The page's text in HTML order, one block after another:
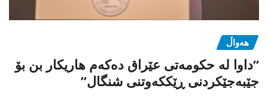
هەواڵ
“داوا لە حكومەتی عێراق دەكەم هاریكار بن بۆ
جێبەجێكردنی ڕێككەوتنی شنگال”